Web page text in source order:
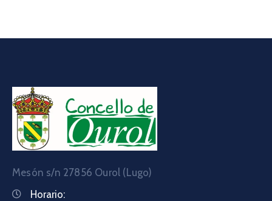
Mesón s/n 27856 Ourol (Lugo)
Horario: